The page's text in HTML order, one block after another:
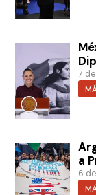
7
a
6